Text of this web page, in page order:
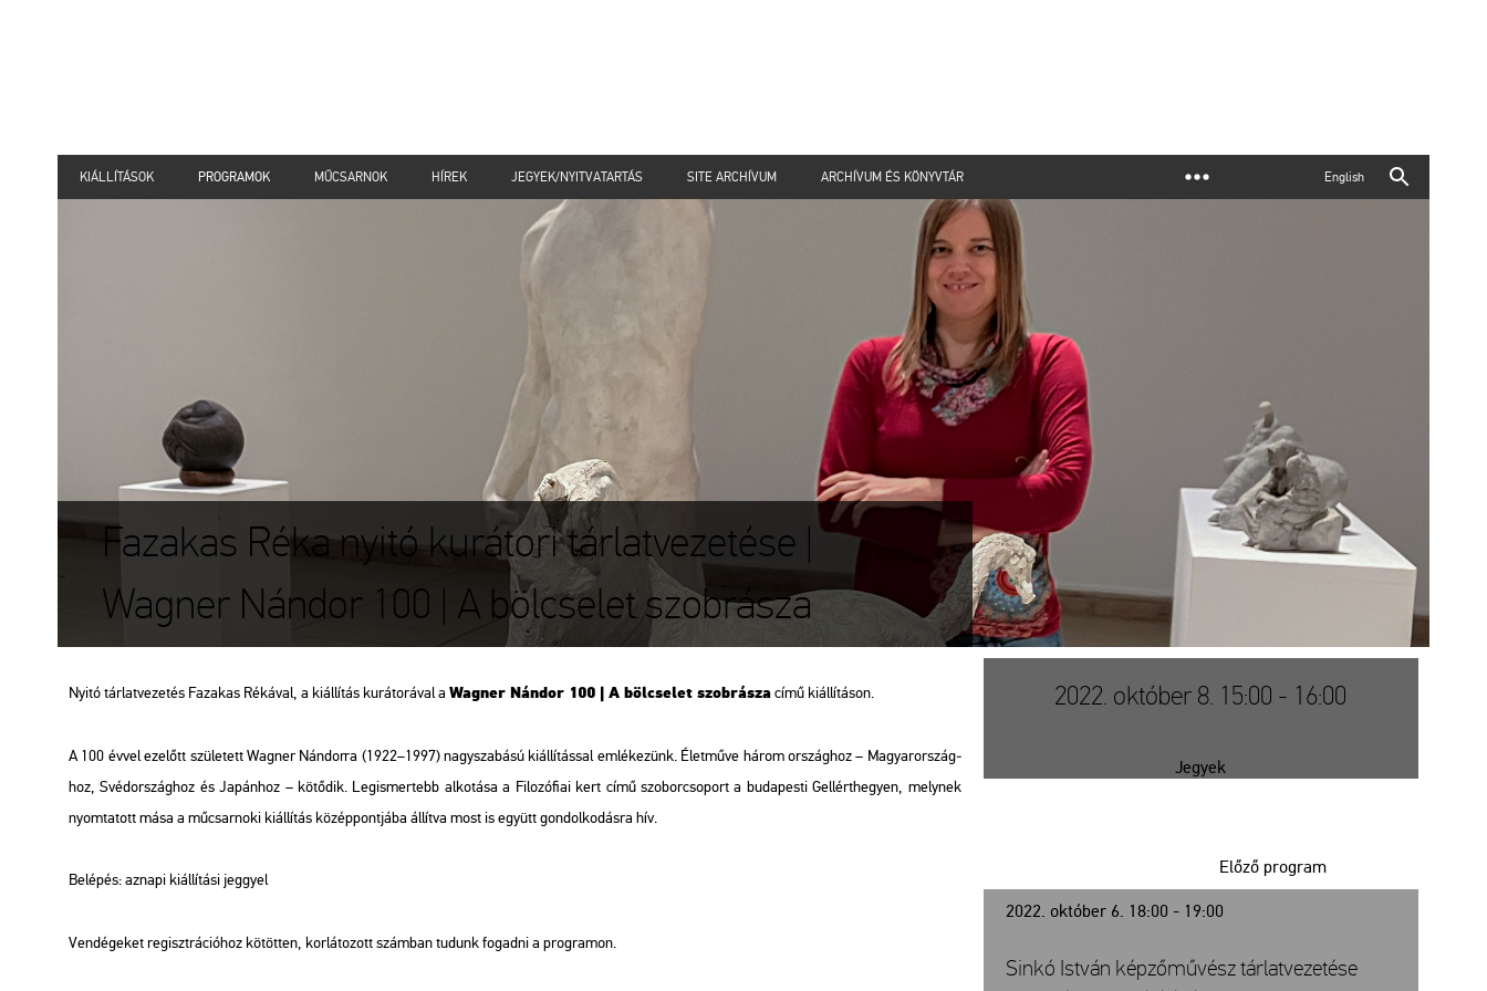
KIÁLLÍTÁSOK PROGRAMOK MŰCSARNOK HÍREK JEGYEK/NYITVATARTÁS SITE ARCHÍVUM ARCHÍVUM ÉS KÖNYVTÁR English
Fazakas Réka nyitó kurátori tárlatvezetése |
Wagner Nándor 100 | A bölcselet szobrásza
Nyitó tár­lat­ve­ze­tés Fa­za­kas Ré­ká­val, a ki­ál­lí­tás ku­rá­to­rá­val a Wag­ner Nán­dor 100 | A böl­cse­let szob­rá­szacímű ki­ál­lí­tá­son.
A 100 évvel ez­előtt szü­le­tett Wag­ner Nán­dor­ra (1922–1997) nagy­sza­bá­sú ki­ál­lí­tás­sal em­lé­ke­zünk. Élet­mű­ve három or­szág­hoz – Ma­gyar­or­szág­
hoz, Svéd­or­szág­hoz és Ja­pán­hoz – kö­tő­dik. Leg­is­mer­tebb al­ko­tá­sa a Fi­lo­zó­fi­ai kert című szo­bor­cso­port a bu­da­pes­ti Gel­lért­he­gyen, mely­nek
nyom­ta­tott mása a mű­csar­no­ki ki­ál­lí­tás kö­zép­pont­já­ba ál­lít­va most is együtt gon­dol­ko­dás­ra hív.
Be­lé­pés: az­na­pi ki­ál­lí­tá­si jeggyel
Ven­dé­ge­ket re­giszt­rá­ci­ó­hoz kö­töt­ten, kor­lá­to­zott szám­ban tu­dunk fo­gad­ni a prog­ra­mon.
2022. október 8. 15:00 - 16:00
Jegyek
2022. október 6. 18:00 - 19:00
Előző program
Sinkó István képzőművész tárlatvezetése